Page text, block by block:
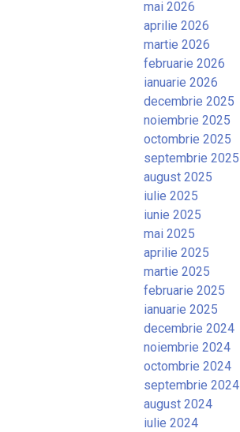
mai 2026
aprilie 2026
martie 2026
februarie 2026
ianuarie 2026
decembrie 2025
noiembrie 2025
octombrie 2025
septembrie 2025
august 2025
iulie 2025
iunie 2025
mai 2025
aprilie 2025
martie 2025
februarie 2025
ianuarie 2025
decembrie 2024
noiembrie 2024
octombrie 2024
septembrie 2024
august 2024
iulie 2024